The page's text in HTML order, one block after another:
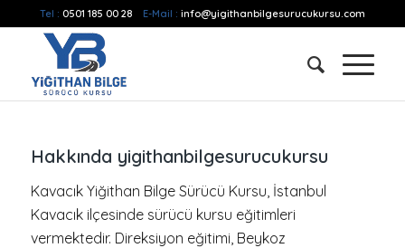
Tel : 0501 185 00 28 E-Mail : info@yigithanbilgesurucukursu.com
Hakkında yigithanbilgesurucukursu
Kavacık Yiğithan Bilge Sürücü Kursu, İstanbul
Kavacık ilçesinde sürücü kursu eğitimleri
vermektedir. Direksiyon eğitimi, Beykoz